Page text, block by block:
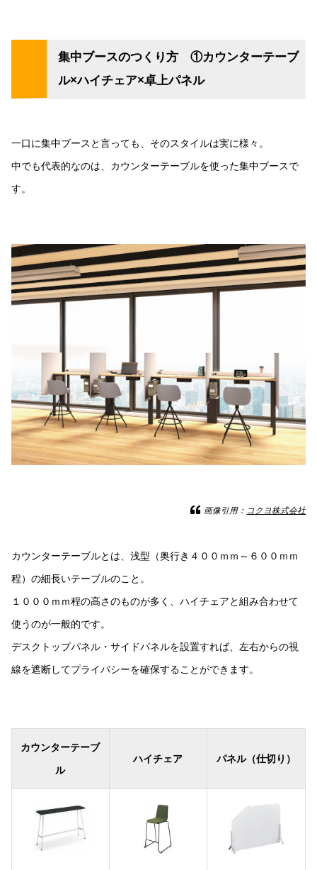
集中ブースのつくり方 ①カウンターテーブ
ル×ハイチェア×卓上パネル
一口に集中ブースと言っても、そのスタイルは実に様々。
中でも代表的なのは、カウンターテーブルを使った集中ブースで
す。
画像引用： コクヨ株式会社
カウンターテーブルとは、浅型（奥行き４００ｍｍ～６００ｍｍ
程）の細長いテーブルのこと。
１０００ｍｍ程の高さのものが多く、ハイチェアと組み合わせて
使うのが一般的です。
デスクトップパネル・サイドパネルを設置すれば、左右からの視
線を遮断してプライバシーを確保することができます。
カウンターテーブ
ル
ハイチェア パネル（仕切り）